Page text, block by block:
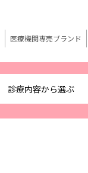
診療内容から選ぶ
医療機関専売ブランド